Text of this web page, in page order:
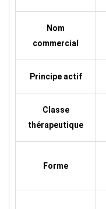
Nom
commercial
Principe actif
Classe
thérapeutique
Forme